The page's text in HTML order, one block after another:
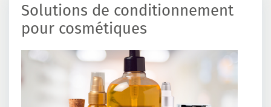
Solutions de conditionnement
pour cosmétiques